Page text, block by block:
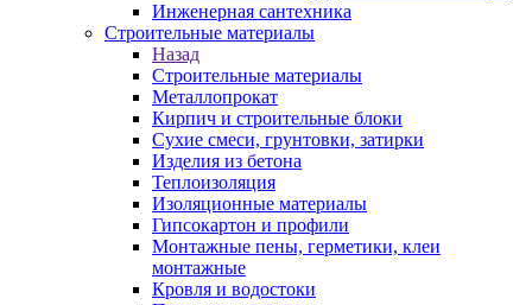
Инженерная сантехника
Строительные материалы
Назад
Строительные материалы
Металлопрокат
Кирпич и строительные блоки
Сухие смеси, грунтовки, затирки
Изделия из бетона
Теплоизоляция
Изоляционные материалы
Гипсокартон и профили
Монтажные пены, герметики, клеи
монтажные
Кровля и водостоки